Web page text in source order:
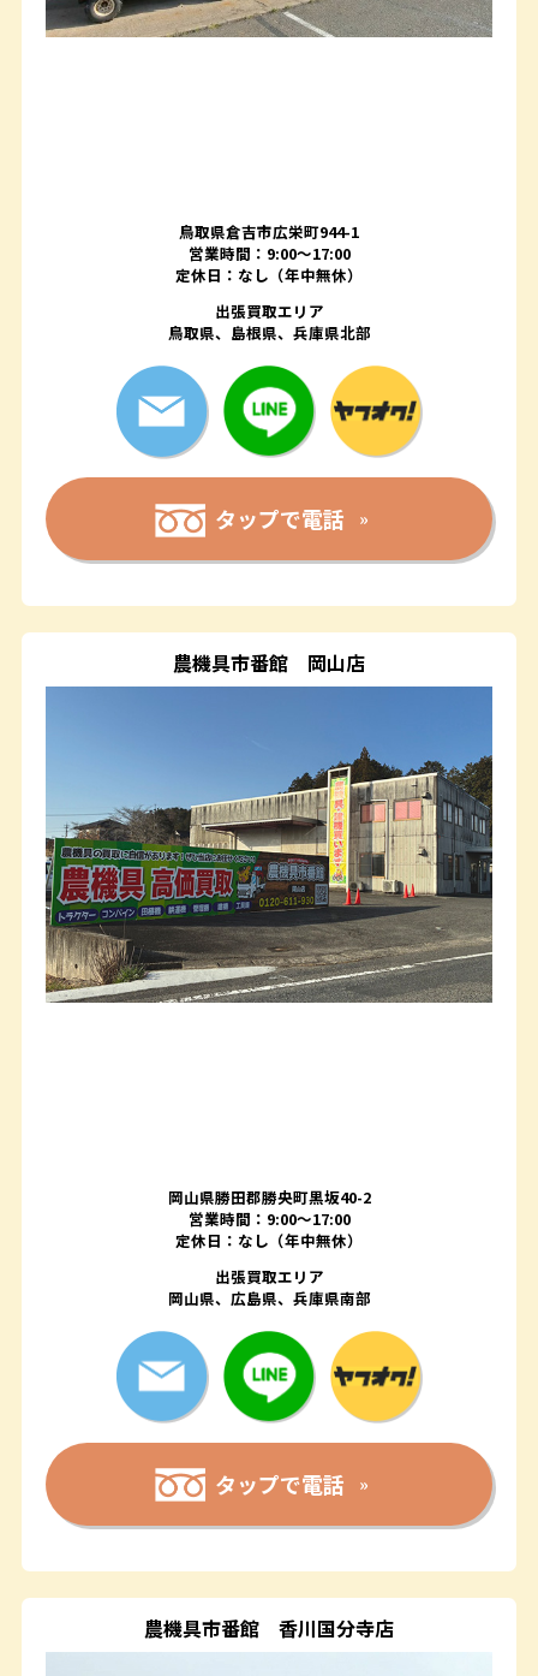
鳥取県倉吉市広栄町944-1
営業時間：9:00～17:00
定休日：なし（年中無休）
出張買取エリア
鳥取県、島根県、兵庫県北部
タップで電話
農機具市番館 岡山店
岡山県勝田郡勝央町黒坂40-2
営業時間：9:00～17:00
定休日：なし（年中無休）
出張買取エリア
岡山県、広島県、兵庫県南部
タップで電話
農機具市番館 香川国分寺店